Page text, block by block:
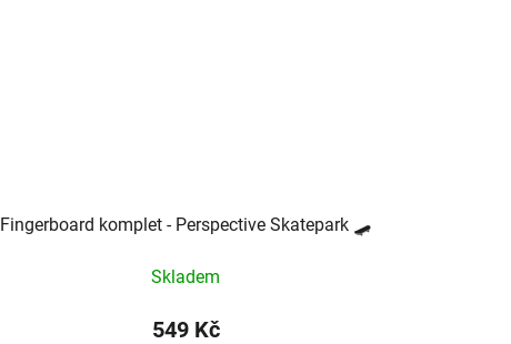
Fingerboard komplet - Perspective Skatepark 🛹
Skladem
549 Kč